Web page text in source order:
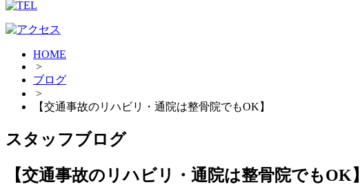
HOME
>
ブログ
>
【交通事故のリハビリ・通院は整骨院でもOK】
スタッフブログ
【交通事故のリハビリ・通院は整骨院でもOK】